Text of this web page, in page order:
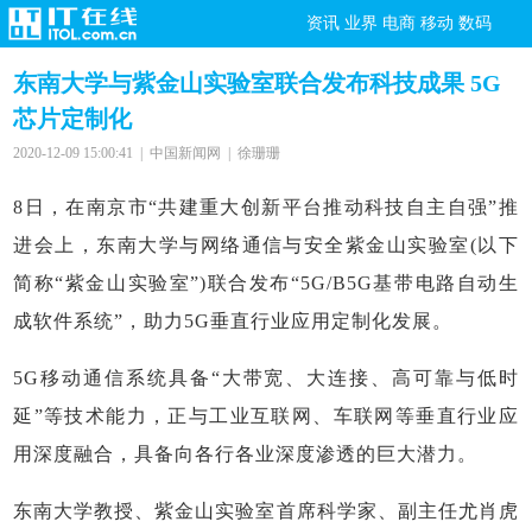
资讯 业界 电商 移动 数码
东南大学与紫金山实验室联合发布科技成果 5G
芯片定制化
2020-12-09 15:00:41 | 中国新闻网 | 徐珊珊
8日，在南京市“共建重大创新平台推动科技自主自强”推
进会上，东南大学与网络通信与安全紫金山实验室(以下
简称“紫金山实验室”)联合发布“5G/B5G基带电路自动生
成软件系统”，助力5G垂直行业应用定制化发展。
5G移动通信系统具备“大带宽、大连接、高可靠与低时
延”等技术能力，正与工业互联网、车联网等垂直行业应
用深度融合，具备向各行各业深度渗透的巨大潜力。
东南大学教授、紫金山实验室首席科学家、副主任尤肖虎